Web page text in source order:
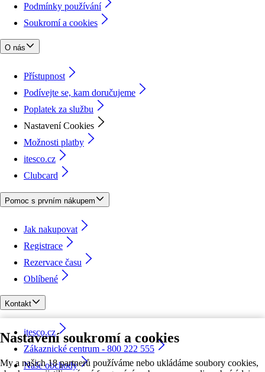
Nastavení soukromí a cookies
My a našich 18 partnerů používáme nebo ukládáme soubory cookies,
Podmínky používání
Soukromí a cookies
O nás
Přístupnost
Podívejte se, kam doručujeme
Poplatek za službu
Nastavení Cookies
Možnosti platby
itesco.cz
Clubcard
Pomoc s prvním nákupem
Jak nakupovat
Registrace
Rezervace času
Oblíbené
Kontakt
itesco.cz
Zákaznické centrum - 800 222 555
Naše obchody